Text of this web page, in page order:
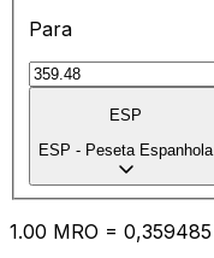
Para
ESP
ESP - Peseta Espanhola
1.00 MRO = 0,359485